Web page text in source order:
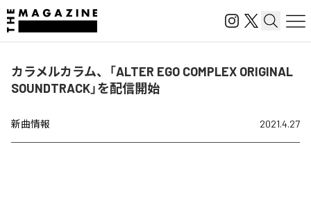
カラメルカラム、「ALTER EGO COMPLEX ORIGINAL
SOUNDTRACK」を配信開始
新曲情報 2021.4.27